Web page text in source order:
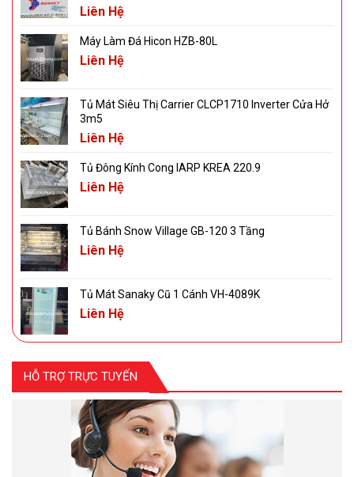
Liên Hệ
Máy Làm Đá Hicon HZB-80L
Liên Hệ
Tủ Mát Siêu Thị Carrier CLCP1710 Inverter Cửa Hở
3m5
Liên Hệ
Tủ Đông Kính Cong IARP KREA 220.9
Liên Hệ
Tủ Bánh Snow Village GB-120 3 Tầng
Liên Hệ
Tủ Mát Sanaky Cũ 1 Cánh VH-4089K
Liên Hệ
HỖ TRỢ TRỰC TUYẾN